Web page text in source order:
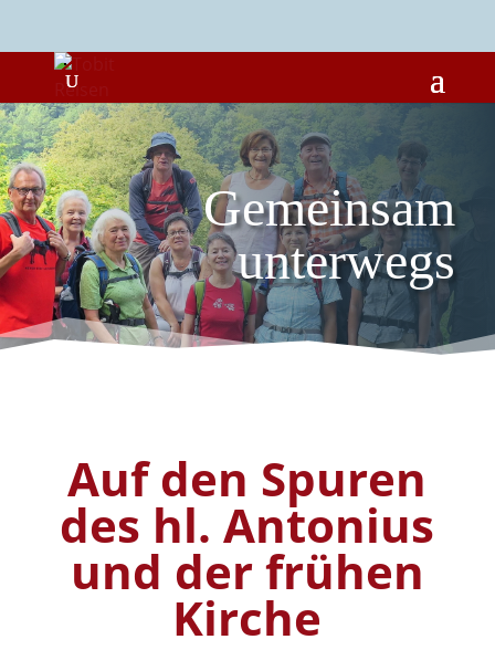
Gemeinsam
unterwegs
Auf den Spuren
des hl. Antonius
und der frühen
Kirche